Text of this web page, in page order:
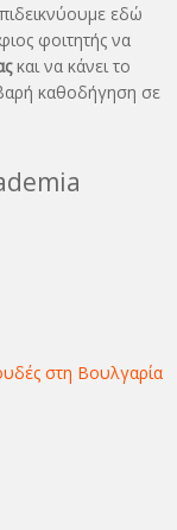
εδώ
φοιτητής να
και να κάνει το
καθοδήγηση σε
στη Βουλγαρία